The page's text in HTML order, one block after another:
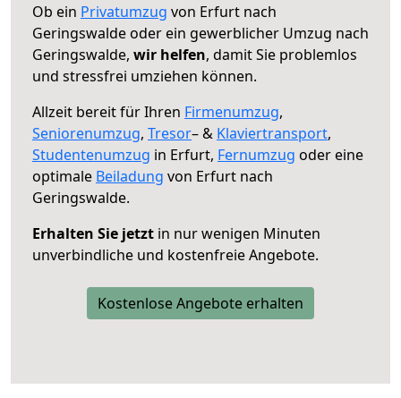
Ob ein Privatumzug von Erfurt nach
Geringswalde oder ein gewerblicher Umzug nach
Geringswalde, wir helfen, damit Sie problemlos
und stressfrei umziehen können.
Allzeit bereit für Ihren Firmenumzug,
Seniorenumzug, Tresor– & Klaviertransport,
Studentenumzug in Erfurt, Fernumzug oder eine
optimale Beiladung von Erfurt nach
Geringswalde.
Erhalten Sie jetzt in nur wenigen Minuten
unverbindliche und kostenfreie Angebote.
Kostenlose Angebote erhalten